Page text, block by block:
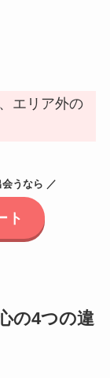
エリア外の
うなら ／
ト
の4つの違